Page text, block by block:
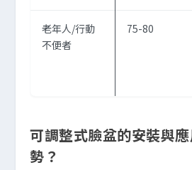
老年人/行動
不便者
75-80
可調整式臉盆的安裝與
勢？